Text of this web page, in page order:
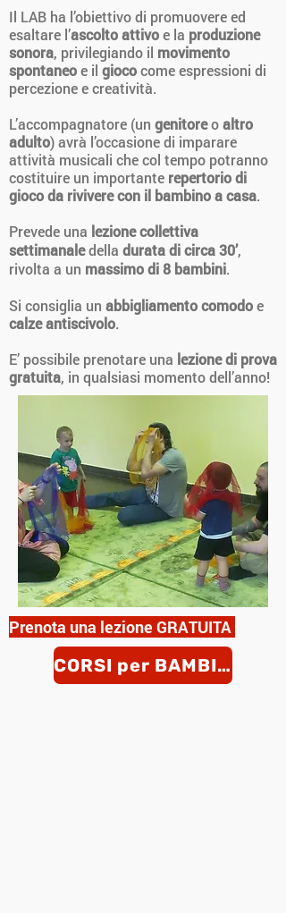
Il LAB ha l’obiettivo di promuovere ed
esaltare l’ascolto attivoe la produzione
sonora, privilegiando il movimento
spontaneoe il giococome espressioni di
percezione e creatività.
L’accompagnatore (un genitoreoaltro
adulto) avrà l’occasione di imparare
attività musicali che col tempo potranno
costituire un importante repertorio di
gioco da rivivere con il bambino a casa.
Prevede una lezione collettiva
settimanaledella durata di circa 30’,
rivolta a un massimo di 8 bambini.
Si consiglia un abbigliamento comodoe
calze antiscivolo.
E’ possibile prenotare una lezione di prova
gratuita, in qualsiasi momento dell’anno!
Prenota una lezione GRATUITA
CORSI per BAMBINI